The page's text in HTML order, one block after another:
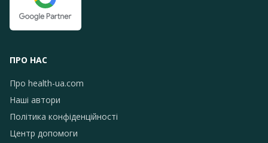
ПРО НАС
Про health-ua.com
Наші автори
Політика конфіденційності
Центр допомоги